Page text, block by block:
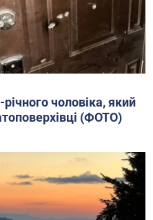
чоловіка, який
(ФОТО)